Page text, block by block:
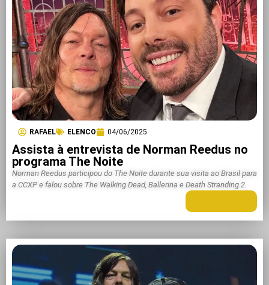
RAFAEL ELENCO 04/06/2025
Assista à entrevista de Norman Reedus no
programa The Noite
Norman Reedus participou do The Noite durante sua visita ao Brasil para
a CCXP e falou sobre The Walking Dead, Ballerina e Death Stranding 2.